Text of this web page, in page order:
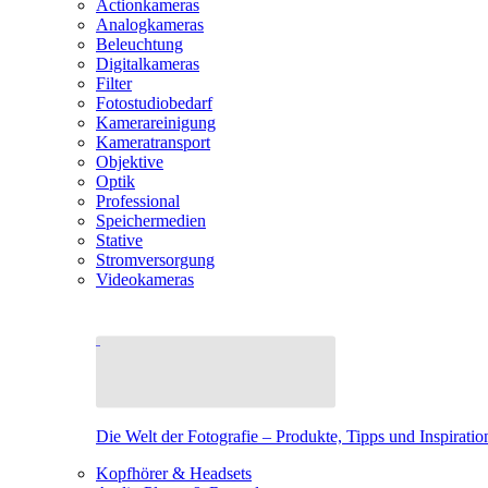
Actionkameras
Analogkameras
Beleuchtung
Digitalkameras
Filter
Fotostudiobedarf
Kamerareinigung
Kameratransport
Objektive
Optik
Professional
Speichermedien
Stative
Stromversorgung
Videokameras
Die Welt der Fotografie – Produkte, Tipps und
Kopfhörer & Headsets